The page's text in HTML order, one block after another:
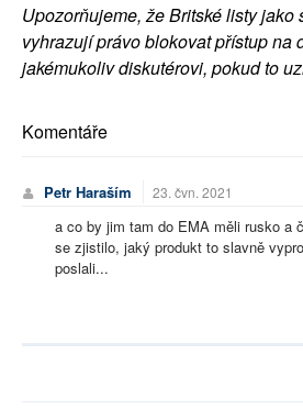
Upozorňujeme, že Britské listy jako
vyhrazují právo blokovat přístup na
jakémukoliv diskutérovi, pokud to
Komentáře
Petr Haraším 23. čvn. 2021
a co by jim tam do EMA měli rusko a
se zjistilo, jaký produkt to slavně
poslali...